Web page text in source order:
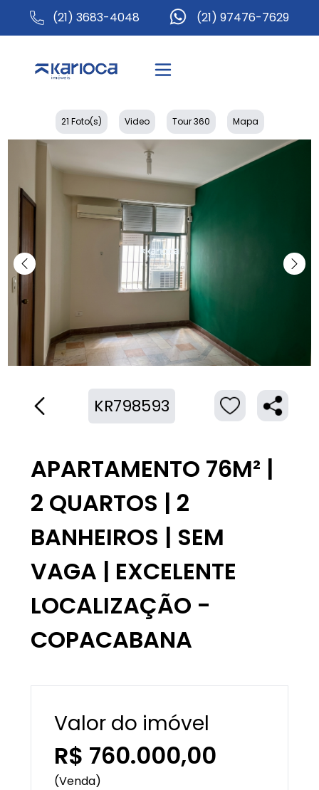
(21) 3683-4048 (21) 97476-7629
KR798593
APARTAMENTO 76M² |
2 QUARTOS | 2
BANHEIROS | SEM
VAGA | EXCELENTE
LOCALIZAÇÃO -
COPACABANA
Valor do imóvel
R$ 760.000,00
(Venda)
21 Foto(s) Video Tour 360 Mapa